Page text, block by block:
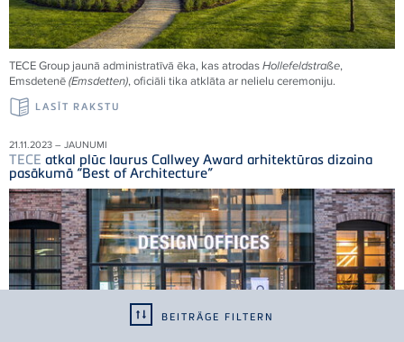
BEITRÄGE FILTERN
TECEGroup jaunā administratīvā ēka, kas atrodasHollefeldstraße,
Emsdetenē(Emsdetten), oficiāli tika atklāta ar nelielu ceremoniju.
LASĪT RAKSTU
21.11.2023 – JAUNUMI
TECE atkal plūc laurus Callwey Award arhitektūras dizaina
pasākumā “Best of Architecture”